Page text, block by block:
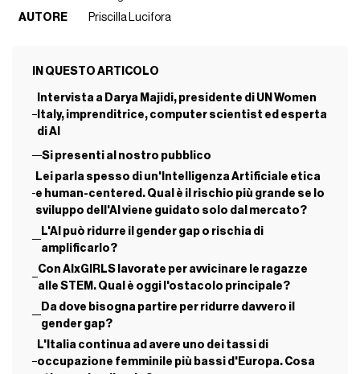
AUTORE
Priscilla Lucifora
IN QUESTO ARTICOLO
Intervista a Darya Majidi, presidente di UN Women
Italy, imprenditrice, computer scientist ed esperta
di AI
Si presenti al nostro pubblico
Lei parla spesso di un'Intelligenza Artificiale etica
e human-centered. Qual è il rischio più grande se lo
sviluppo dell'AI viene guidato solo dal mercato?
L'AI può ridurre il gender gap o rischia di
amplificarlo?
Con AIxGIRLS lavorate per avvicinare le ragazze
alle STEM. Qual è oggi l'ostacolo principale?
Da dove bisogna partire per ridurre davvero il
gender gap?
L'Italia continua ad avere uno dei tassi di
occupazione femminile più bassi d'Europa. Cosa